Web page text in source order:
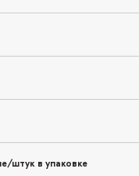
штук в упаковке